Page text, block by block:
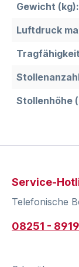
Gewicht (kg):
Luftdruck
Stollenhöhe
Service-
Telefonische
08251 -